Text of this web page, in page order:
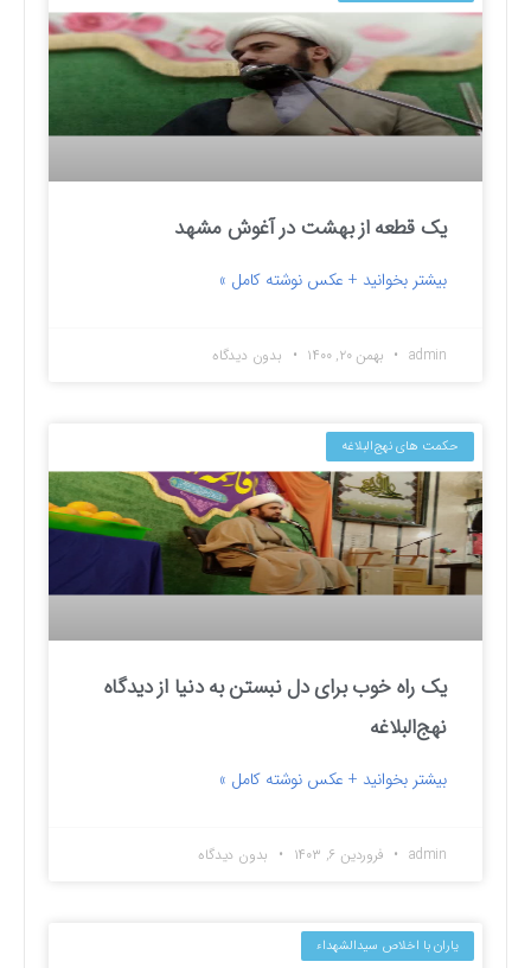
یک قطعه از بهشت در آغوش مشهد
بیشتر بخوانید + عکس نوشته کامل »
admin بهمن ۲۰, ۱۴۰۰ بدون دیدگاه
حکمت های نهج‌البلاغه
یک راه خوب برای دل نبستن به دنیا از دیدگاه
نهج‌البلاغه
بیشتر بخوانید + عکس نوشته کامل »
admin فروردین ۶, ۱۴۰۳ بدون دیدگاه
یاران با اخلاص سیدالشهداء